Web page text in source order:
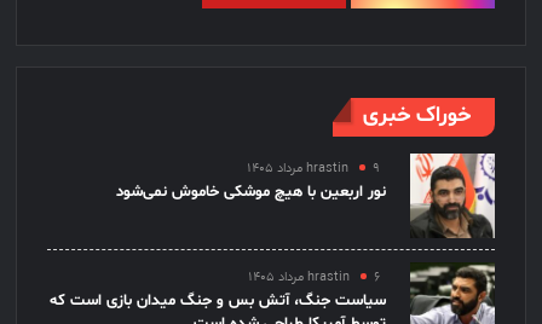
خوراک خبری
hrastin ۹ مرداد ۱۴۰۵
نور اربعین با هیچ موشکی خاموش نمی‌شود
hrastin ۶ مرداد ۱۴۰۵
سیاست جنگ، آتش بس و جنگ میدان بازی است که